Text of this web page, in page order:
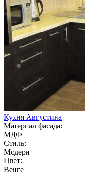
Кухня Августина
Материал фасада:
МДФ
Стиль:
Модерн
Цвет:
Венге